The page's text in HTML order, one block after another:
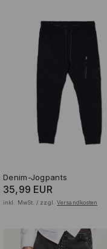
Denim-Jogpants
35,99 EUR
inkl. MwSt. / zzgl. Versandkosten